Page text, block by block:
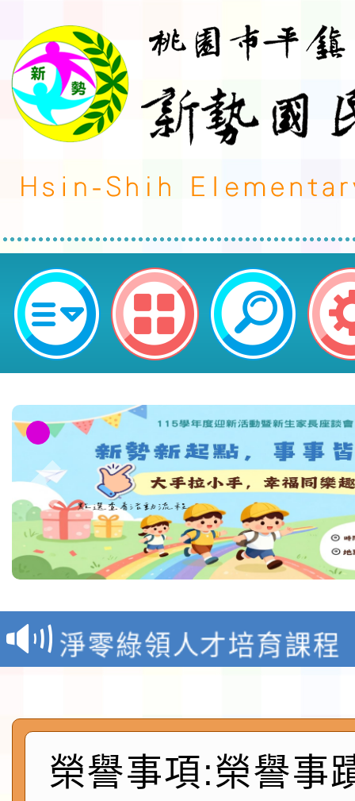
榮譽事蹟:體育競賽-發布單位:教務
報
淨零綠領人才培育課程
及師生本土語及新住民
實施要點各1份
115年食農教育專業人
程
函轉國家通訊傳播委員
榮譽事項:榮譽事